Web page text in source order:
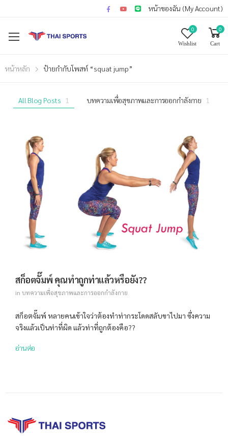
หน้าของฉัน (My Account)
0
Wishlist
0
Cart
หน้าหลัก ป้ายกำกับโพสท์ “squat jump”
All Blog Posts 1 บทความเพื่อสุขภาพและการออกกำลังกาย 1
สก็อตจั๊มพ์ คุณทำถูกท่าแล้วหรือยัง??
in บทความเพื่อสุขภาพและการออกกำลังกาย
สก็อตจั๊มพ์ หลายคนเข้าใจว่าต้องทำท่ากระโดดสลับขาไปมา ซึ่งความ
จริงแล้วเป็นท่าที่ผิด แล้วท่าที่ถูกต้องคือ??
อ่านต่อ